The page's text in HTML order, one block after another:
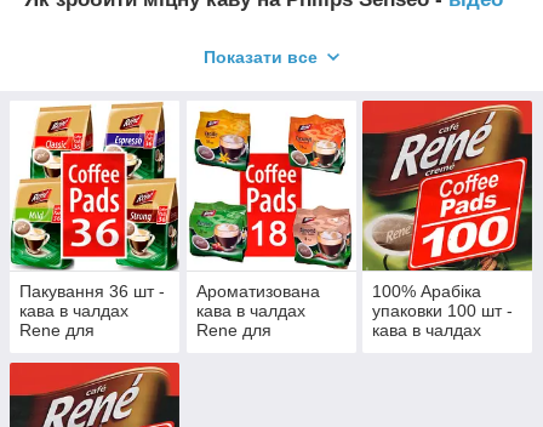
Показати все
Пакування 36 шт -
кава в чалдах
Rene для
Senseo
Ароматизована
кава в чалдах
Rene для
100% Арабіка
упаковки 100 шт -
кава в чалдах